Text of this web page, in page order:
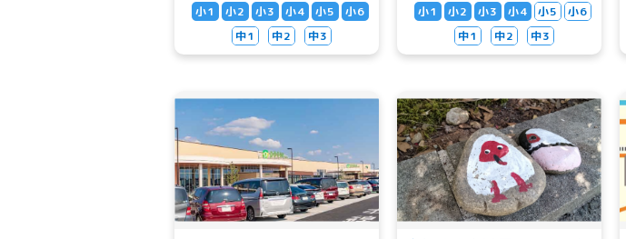
小1
小2 小3 小4 小5
小6
中1
中2 中3
小1
小2 小3 小4 小5
小6
中1
中2 中3